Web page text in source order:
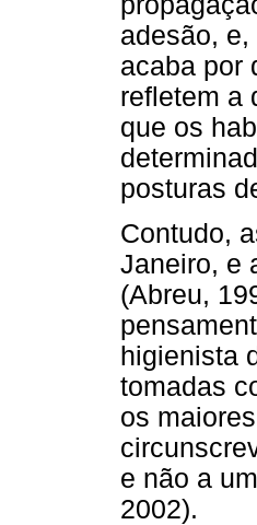
adesão,
acaba por
refletem a
que os
posturas
Contudo,
Janeiro, e
(Abreu,
higienista
tomadas
os
e não a
2002).